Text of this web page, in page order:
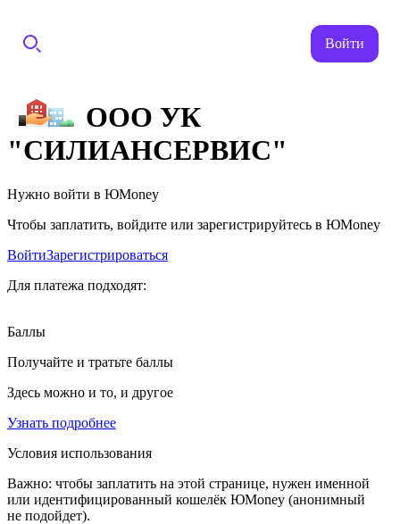
Войти
ООО УК
"СИЛИАНСЕРВИС"
Нужно войти в ЮMoney
Чтобы заплатить, войдите или зарегистрируйтесь в ЮMoney
ВойтиЗарегистрироваться
Для платежа подходят:
Баллы
Получайте и тратьте баллы
Здесь можно и то, и другое
Узнать подробнее
Условия использования
Важно: чтобы заплатить на этой странице, нужен именной
или идентифицированный кошелёк ЮMoney (анонимный
не подойдет).